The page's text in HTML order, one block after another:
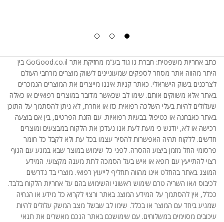
כתב אחריות משפטית: חברת גו גוד בע”מ מחזיקת אתר GoGood.co.il בין
היתר מהווה אתר מסחר לספקים שמעוניינים לשווק מוצרים מרחבי העולם
לצרכנים בשוק הישראלי. כאתר קניות איננו מייצרים את המוצרים הנמכרים
באתר אלא משווקים אותם. שימו לב שכאשר מדובר במוצרים רפואיים או כאלה
שעלולים להיות בעלי השלכה רפואית כזו או אחרת, לא ניתן להסתמך על התוכן
באתר כאבחנה או כטיפול בבעיות רפואיות. עם הזנת הפרטים, בין אם בוצעה
רכישה או לא, יודגש כי מעת לעת אנו נעדכן את הלקוח במבצעים ומוצרים
חדשים. ללקוח תהיה האפשרות להסיר עצמו בכל עת ולא לקבל כל חומר
פרסומי החל מזמן ביצוע ההסרה. לפני כל שימוש במוצר שבא במגע עם הגוף
רצוי להתייעץ עם רופא או איש בעל הסמכה לתת מענה מקצועי. המידע
המוצג באתר בהחלט אינו מהווה תחליף לייעוץ רפואי. מוצרי בד נדרשים
לכיבוס ו/או השריה טרם שימוש ראשוני והשימוש בהם על אחריות הלקוח בלבד.
ככלל, אין להסתמך על המידע המוצג באתר ורצוי לקרוא כל מידע או הנחיה
שמגיע ביחד עם המוצר או בכלל. שימו לב שבשל מצב המשק עלולים להיות
עיכובים מסוימים במשלוחים. עם שימושכם באתר הנכם מאשרים את תנאי